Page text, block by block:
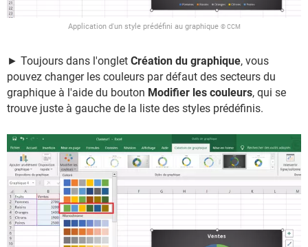
Application d'un style prédéfini au graphique © CCM
► Toujours dans l'onglet Création du graphique, vous
pouvez changer les couleurs par défaut des secteurs du
graphique à l'aide du bouton Modifier les couleurs, qui se
trouve juste à gauche de la liste des styles prédéfinis.